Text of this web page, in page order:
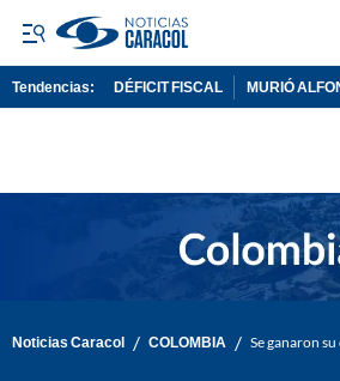
Tendencias: DÉFICIT FISCAL MURIÓ
Noticias Caracol / COLOMBIA / Se ganaron